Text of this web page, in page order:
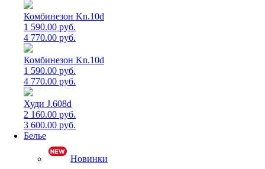
Комбинезон Kn.10d
1 590.00 руб.
4 770.00 руб.
Комбинезон Kn.10d
1 590.00 руб.
4 770.00 руб.
Худи J.608d
2 160.00 руб.
3 600.00 руб.
Белье
Новинки